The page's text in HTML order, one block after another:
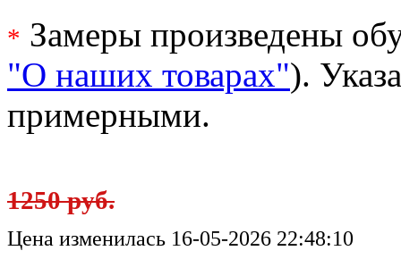
* Замеры произведены
"О наших товарах").
примерными.
1250 руб.
Цена изменилась 16-05-2026 22:48:10